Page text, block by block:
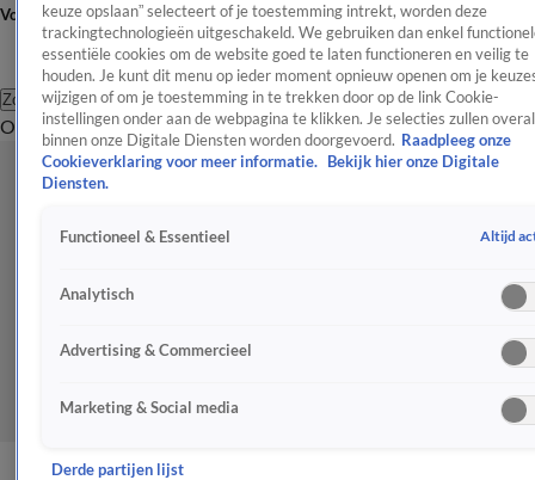
Volg Shownieuws
Zoeken
OverzichtEntertainmentSpraakmakendRealityCrimeVideo's
keuze opslaan” selecteert of je toestemming intrekt, worden deze
trackingtechnologieën uitgeschakeld. We gebruiken dan enkel
essentiële cookies om de website goed te laten functioneren en veilig te
houden. Je kunt dit menu op ieder moment opnieuw openen om je
wijzigen of om je toestemming in te trekken door op de link Cookie-
instellingen onder aan de webpagina te klikken. Je selecties zullen overal
binnen onze Digitale Diensten worden doorgevoerd. Raadpleeg onze
Cookieverklaring voor meer informatie.
Bekijk hier onze Digitale
Diensten.
Functioneel & Essentieel Altijd
Analytisch
Advertising & Commercieel
Marketing & Social media
Derde partijen lijst